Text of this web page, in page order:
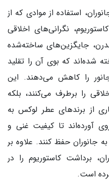
استفاده از موادی که از
نگرانی‌های اخلاقی
جایگزین‌های ساخته‌شده
شده‌اند که بوی آن را تقلید
را کاهش می‌دهند. این
را برطرف می‌کنند، بلکه
از برندهای عطر لوکس به
تا کیفیت غنی و
جانوران حفظ کنند. علاوه بر
برداشت کاستوریوم را در
است.